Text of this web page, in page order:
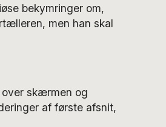
bekymringer om,
men han skal
skærmen og
af første afsnit,